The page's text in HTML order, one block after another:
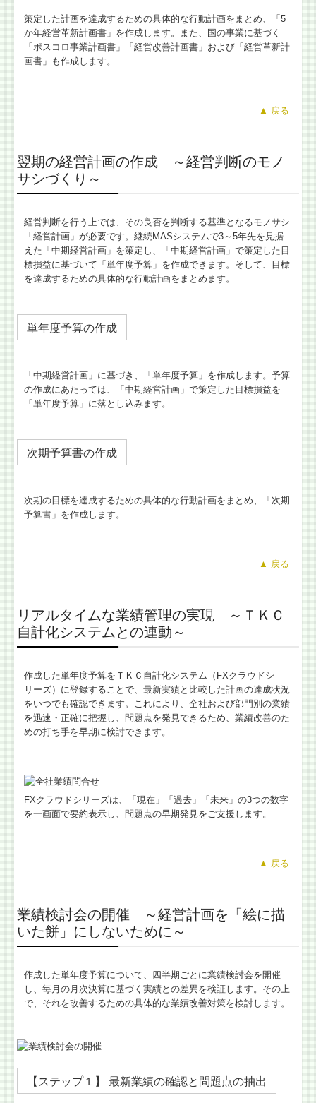
策定した計画を達成するための具体的な行動計画をまとめ、「5
か年経営革新計画書」を作成します。また、国の事業に基づく
「ポスコロ事業計画書」「経営改善計画書」および「経営革新計
画書」も作成します。
▲ 戻る
翌期の経営計画の作成 ～経営判断のモノ
サシづくり～
経営判断を行う上では、その良否を判断する基準となるモノサシ
「経営計画」が必要です。継続MASシステムで3～5年先を見据
えた「中期経営計画」を策定し、「中期経営計画」で策定した目
標損益に基づいて「単年度予算」を作成できます。そして、目標
を達成するための具体的な行動計画をまとめます。
単年度予算の作成
「中期経営計画」に基づき、「単年度予算」を作成します。予算
の作成にあたっては、「中期経営計画」で策定した目標損益を
「単年度予算」に落とし込みます。
次期予算書の作成
次期の目標を達成するための具体的な行動計画をまとめ、「次期
予算書」を作成します。
▲ 戻る
リアルタイムな業績管理の実現 ～ＴＫＣ
自計化システムとの連動～
作成した単年度予算をＴＫＣ自計化システム（FXクラウドシ
リーズ）に登録することで、最新実績と比較した計画の達成状況
をいつでも確認できます。これにより、全社および部門別の業績
を迅速・正確に把握し、問題点を発見できるため、業績改善のた
めの打ち手を早期に検討できます。
FXクラウドシリーズは、「現在」「過去」「未来」の3つの数字
を一画面で要約表示し、問題点の早期発見をご支援します。
▲ 戻る
業績検討会の開催 ～経営計画を「絵に描
いた餅」にしないために～
作成した単年度予算について、四半期ごとに業績検討会を開催
し、毎月の月次決算に基づく実績との差異を検証します。その上
で、それを改善するための具体的な業績改善対策を検討します。
【ステップ１】 最新業績の確認と問題点の抽出